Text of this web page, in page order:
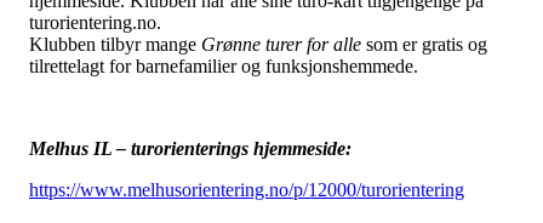
turorientering.no.
Klubben tilbyr mange Grønne turer for alle som er gratis og
tilrettelagt for barnefamilier og funksjonshemmede.
Melhus IL – turorienterings hjemmeside:
https://www.melhusorientering.no/p/12000/turorientering